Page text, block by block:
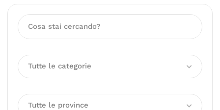
Tutte le categorie
Tutte le province